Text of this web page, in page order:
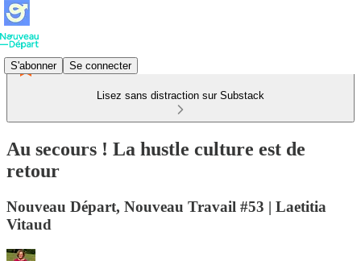
S'abonner Se connecter
Lisez sans distraction sur Substack
Au secours ! La hustle culture est de
retour
Nouveau Départ, Nouveau Travail #53 | Laetitia
Vitaud